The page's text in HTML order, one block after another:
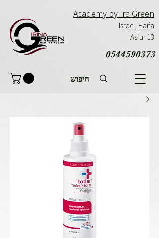
0544590373
Academy by Ira Green
Israel, Haifa
Asfur 13